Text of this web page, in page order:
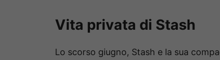
Vita privata di Stash
Lo scorso giugno, Stash e la sua